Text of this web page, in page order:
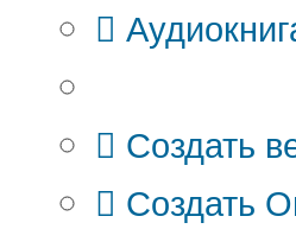
Создать
Создать